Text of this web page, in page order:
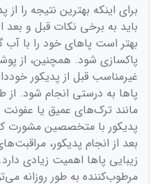
برای اینکه بهترین نتیجه را
باید به برخی نکات قبل و بعد
بهتر است پاهای خود را با
پاکسازی شود. همچنین، از
غیرمناسب قبل از پدیکور
پاها به درستی انجام شود.
مانند ترک‌های عمیق یا عفونت
پدیکور با متخصصین مشورت
بعد از انجام پدیکور،
زیبایی پاها اهمیت زیادی
مرطوب‌کننده به طور روزانه